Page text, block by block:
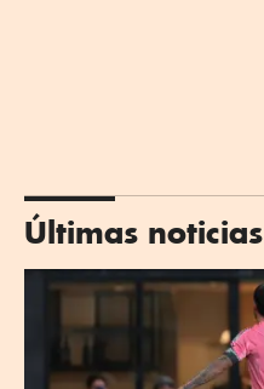
Últimas noticias